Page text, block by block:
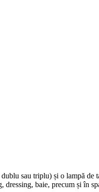
sau triplu) și o lampă
baie, precum și în